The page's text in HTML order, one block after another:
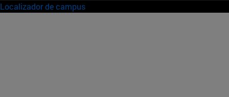
Localizador de campus